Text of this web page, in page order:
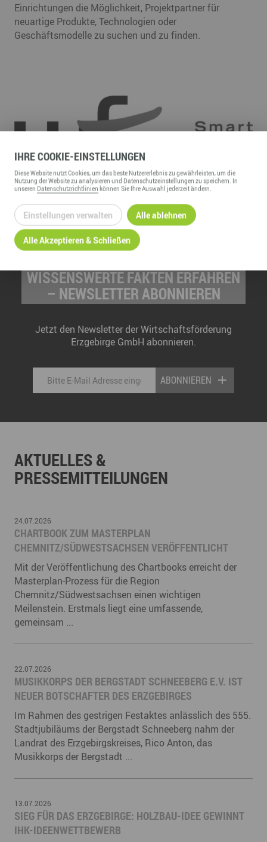
Einrichtungen die Möglichkeit, Projektpartner für
neuartige Produkte, Technologien oder
Geschäftsmodelle zu suchen und zu finden.
WISSENSWERTE FAKTEN ERFAHREN
– NEWSLETTER ABONNIEREN
Jetzt den Newsletter der Wirtschaftsförderung
Erzgebirge GmbH abonnieren.
ABONNIEREN
AKTUELLES &
PRESSEMITTEILUNGEN
24.07.2026
CHARTBOOK ZUM MASTERPLAN
CHEMNITZ/SÜDWESTSACHSEN VERÖFFENTLICHT
Mit der Veröffentlichung des Chartbooks erreicht der
Masterplan-Prozess für die Region
Chemnitz/Südwestsachsen einen wichtigen
Meilenstein. Erstmals liegt eine umfassende,
gemeinsam ...
22.07.2026
MUSIKKORPS DER BERGSTADT SCHNEEBERG E.V. IST
NEUER BOTSCHAFTER DES ERZGEBIRGES
Im Rahmen des gestrigen Festaktes anlässlich des 555.
Stadtjubiläums der Bergstadt Schneeberg nahm der
Landrat des Erzgebirgskreises, Rico Anton, das
Musikkorps der Bergstadt ...
13.07.2026
SIEG FÜR DAS ERZGEBIRGE: HOLZBAU-IDEE GEWINNT
IHK-IDEENWETTBEWERB
IHRECOOKIE-EINSTELLUNGEN
DieseWebsitenutzt Cookies, um das beste Nutzererlebnis zu gewährleisten, um die
Nutzung derWebsitezu analysieren und Datenschutzeinstellungen zu speichern. In
unseren Datenschutzrichtlinien können Sie Ihre Auswahl jederzeit ändern.
Einstellungen verwalten Alle ablehnen
Alle Akzeptieren & Schließen